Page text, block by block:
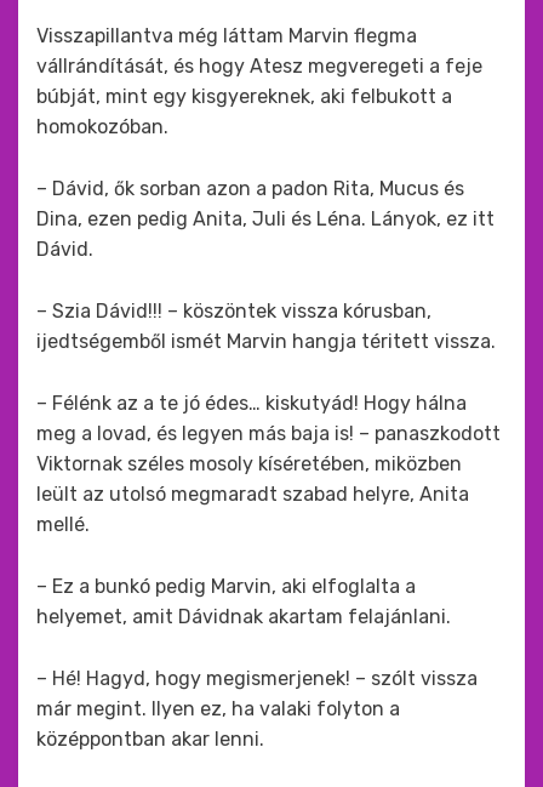
Visszapillantva még láttam Marvin flegma
vállrándítását, és hogy Atesz megveregeti a feje
búbját, mint egy kisgyereknek, aki felbukott a
homokozóban.
– Dávid, ők sorban azon a padon Rita, Mucus és
Dina, ezen pedig Anita, Juli és Léna. Lányok, ez itt
Dávid.
– Szia Dávid!!! – köszöntek vissza kórusban,
ijedtségemből ismét Marvin hangja téritett vissza.
– Félénk az a te jó édes… kiskutyád! Hogy hálna
meg a lovad, és legyen más baja is! – panaszkodott
Viktornak széles mosoly kíséretében, miközben
leült az utolsó megmaradt szabad helyre, Anita
mellé.
– Ez a bunkó pedig Marvin, aki elfoglalta a
helyemet, amit Dávidnak akartam felajánlani.
– Hé! Hagyd, hogy megismerjenek! – szólt vissza
már megint. Ilyen ez, ha valaki folyton a
középpontban akar lenni.